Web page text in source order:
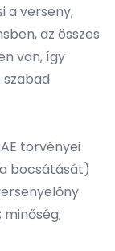
a verseny,
az összes
van, így
törvényei
bocsátását)